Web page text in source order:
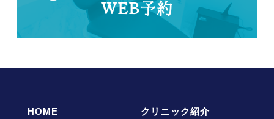
WEB予約
HOME クリニック紹介